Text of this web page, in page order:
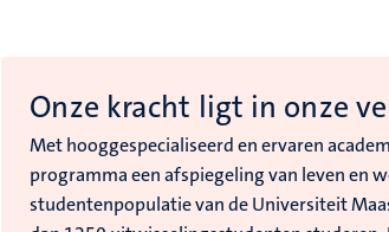
Onze kracht ligt in onze
Met hooggespecialiseerd en ervaren
programma een afspiegeling van leven en
studentenpopulatie van de Universiteit